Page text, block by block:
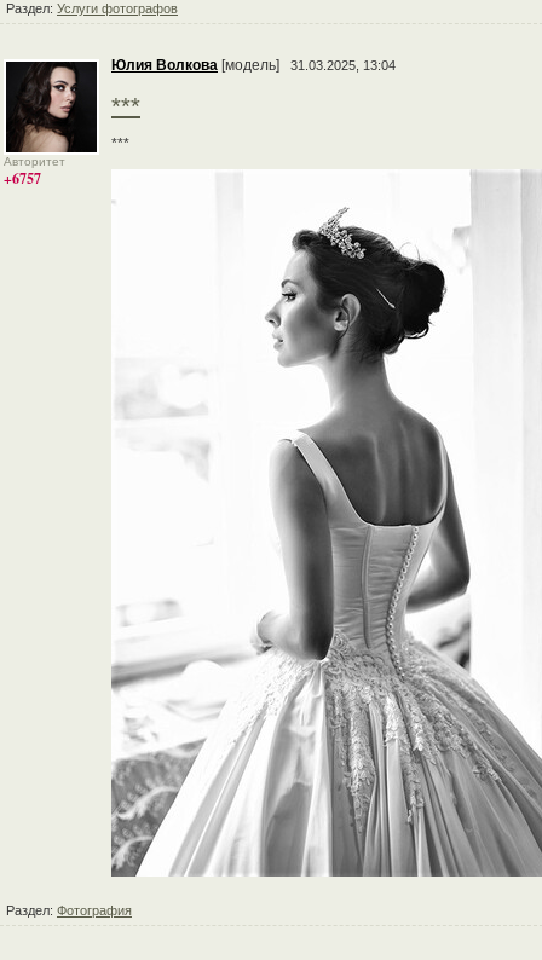
Раздел: Услуги фотографов
Авторитет
+6757
Юлия Волкова [модель] 31.03.2025, 13:04
***
***
Раздел: Фотография